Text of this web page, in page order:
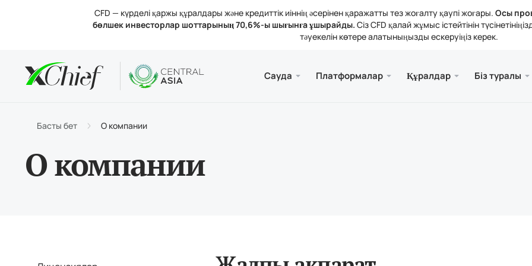
CFD — күрделі қаржы құралдары және кредиттік иіннің әсерінен қаражатты тез жоғалту қаупі жоғары. Осы
бөлшек инвесторлар шоттарының 70,6%-ы шығынға ұшырайды. Сіз CFD қалай жұмыс істейтінін
тәуекелін көтере алатыныңызды ескеруіңіз керек.
Сауда Платформалар
Үстелдік және веб. Құралдар
Аналитика Біз туралы
Компания туралы
Басты бет О компании
О компании